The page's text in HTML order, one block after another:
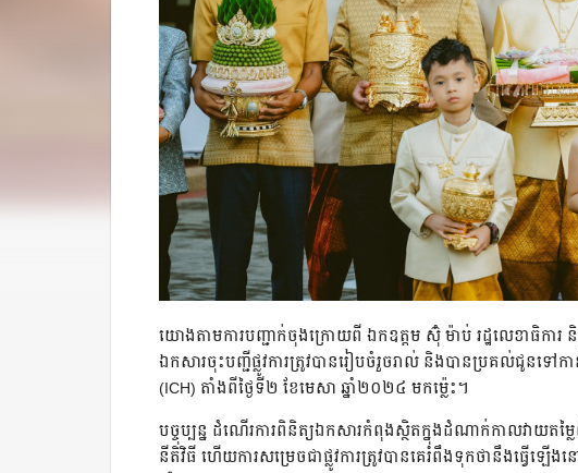
យោងតាមការបញ្ជាក់ចុងក្រោយពី ឯកឧត្តម ស៊ុំ ម៉ាប់ រដ្ឋលេខាធិការ
ឯកសារចុះបញ្ជីផ្លូវការត្រូវបានរៀបចំរួចរាល់ និងបានប្រគល់ជូនទៅក
(ICH) តាំងពីថ្ងៃទី២ ខែមេសា ឆ្នាំ២០២៤ មកម្ល៉េះ។
បច្ចុប្បន្ន ដំណើរការពិនិត្យឯកសារកំពុងស្ថិតក្នុងដំណាក់កាលវាយត
នីតិវិធី ហើយការសម្រេចជាផ្លូវការត្រូវបានគេរំពឹងទុកថានឹងធ្វើឡើងន